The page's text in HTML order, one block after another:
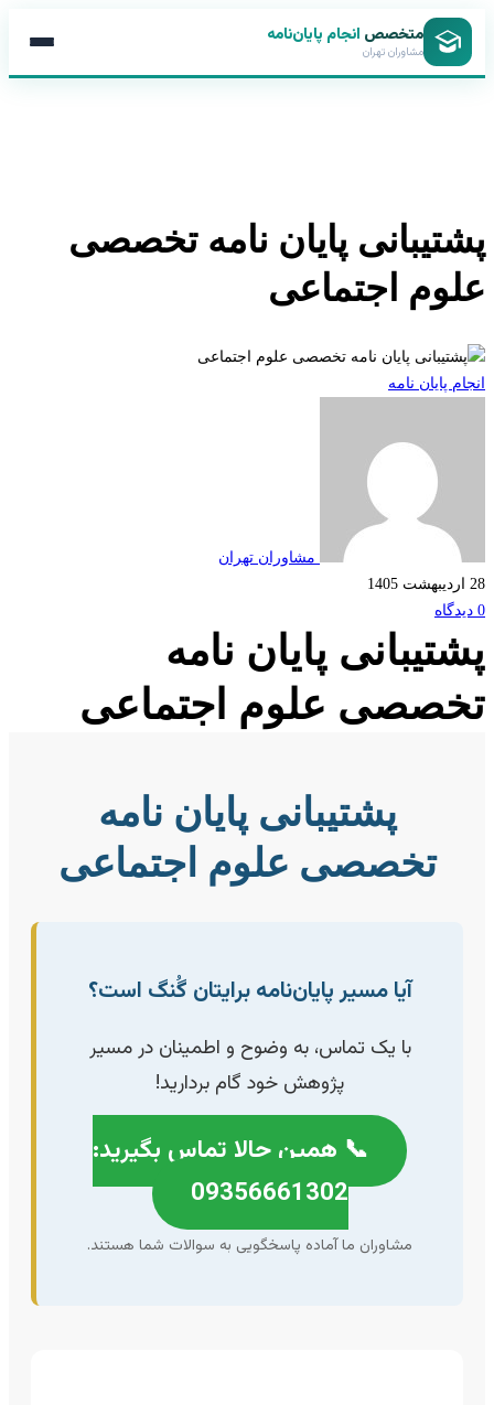
متخصصانجام پایان‌نامه
مشاوران تهران
پایان نامه تخصصی
اجتماعی
پایان نامه
مشاوران تهران
پایان نامه
علوم اجتماعی
پشتیبانی پایان نامه
تخصصی علوم اجتماعی
آیا مسیر پایان‌نامه برایتان گُنگ است؟
با یک تماس، به وضوح و اطمینان در مسیر
پژوهش خود گام بردارید!
📞 همین حالا تماس بگیرید:
09356661302
مشاوران ما آماده پاسخگویی به سوالات شما هستند.